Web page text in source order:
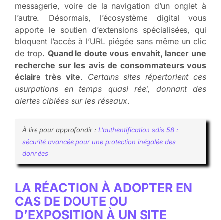
messagerie, voire de la navigation d’un onglet à
l’autre. Désormais, l’écosystème digital vous
apporte le soutien d’extensions spécialisées, qui
bloquent l’accès à l’URL piégée sans même un clic
de trop. Quand le doute vous envahit, lancer une
recherche sur les avis de consommateurs vous
éclaire très vite. Certains sites répertorient ces
usurpations en temps quasi réel, donnant des
alertes ciblées sur les réseaux.
À lire pour approfondir : L’authentification sdis 58 :
sécurité avancée pour une protection inégalée des
données
LA RÉACTION À ADOPTER EN
CAS DE DOUTE OU
D’EXPOSITION À UN SITE